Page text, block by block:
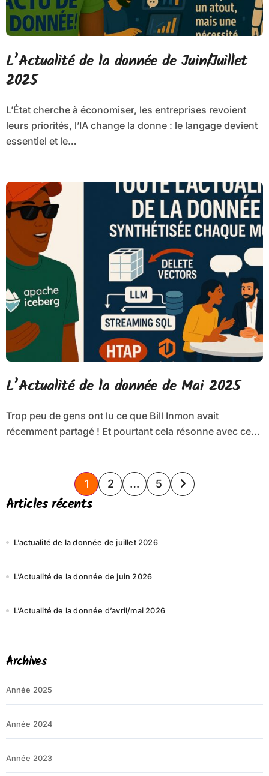
L’Actualité de la donnée de Juin/Juillet
2025
L’État cherche à économiser, les entreprises revoient
leurs priorités, l’IA change la donne : le langage devient
essentiel et le…
L’Actualité de la donnée de Mai 2025
Trop peu de gens ont lu ce que Bill Inmon avait
récemment partagé ! Et pourtant cela résonne avec ce…
Pagination
des
1 2 … 5
Articles récents
L’actualité de la donnée de juillet 2026
L’Actualité de la donnée de juin 2026
L’Actualité de la donnée d’avril/mai 2026
Archives
Année 2025
Année 2024
Année 2023